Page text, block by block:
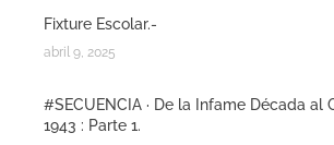
Fixture Escolar.-
abril 9, 2025
#SECUENCIA · De la Infame Década al
1943 : Parte 1.